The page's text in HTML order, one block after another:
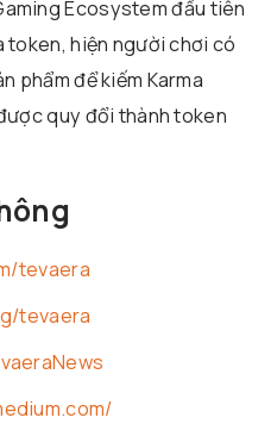
Ecosystem đầu tiên
token, hiện người chơi có
phẩm để kiếm Karma
quy đổi thành token
tevaera
tevaera